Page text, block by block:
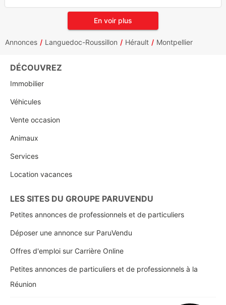
En voir plus
Annonces Languedoc-Roussillon Hérault Montpellier
DÉCOUVREZ
Immobilier
Véhicules
Vente occasion
Animaux
Services
Location vacances
LES SITES DU GROUPE PARUVENDU
Petites annonces de professionnels et de particuliers
Déposer une annonce sur ParuVendu
Offres d'emploi sur Carrière Online
Petites annonces de particuliers et de professionnels à la
Réunion